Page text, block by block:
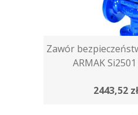
Zawór
ARMAK
2443,52 zł